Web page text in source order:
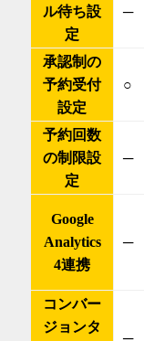
ル待ち設
定
─
承認制の
予約受付
設定
○
予約回数
の制限設
定
─
Google
Analytics
4連携
─
コンバー
ジョンタ
─